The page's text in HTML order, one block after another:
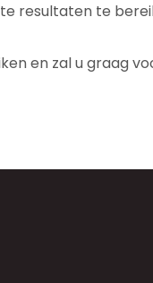
resultaten te
en zal u graag